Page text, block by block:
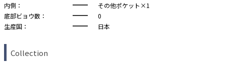
内側：
その他ポケット×1
底部ビョウ数：
0
生産国：
日本
Collection